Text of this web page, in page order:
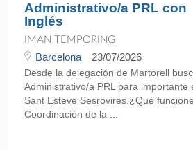
Administrativo/a PRL con
Inglés
IMAN TEMPORING
Barcelona 23/07/2026
Desde la delegación de Martorell
Administrativo/a PRL para importante
Sant Esteve Sesrovires.¿Qué
Coordinación de la ...